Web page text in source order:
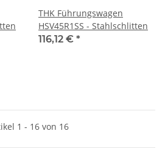
THK Führungswagen
HSV45R1SS - Stahlschlitten
116,12 € *
1 - 16 von 16